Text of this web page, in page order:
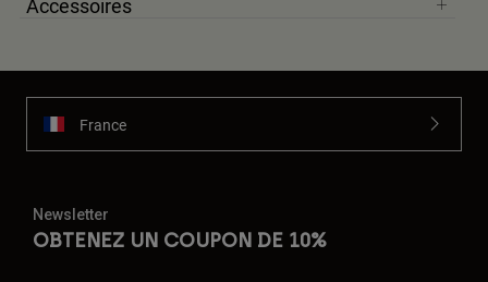
Accessoires
Sacs et sacs à dos
Chapeaux et Casquettes
Accessoires
France
Newsletter
OBTENEZ UN COUPON DE 10%